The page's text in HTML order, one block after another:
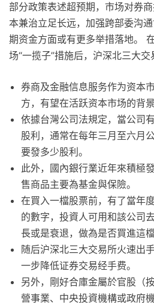
部分政策表述超预期，市场对券
本兼治立足长远，加强跨部委沟
期资金方面或有更多举措落地。
场“一揽子”措施后，沪深北三大交
券商及金融信息服务作为资本
方，有望在活跃资本市场的背
依據台灣公司法規定，當公司
股利，通常在每年三月至六月
要發多少股利。
此外，國內銀行業近年來積極
售商品主要為基金與保險。
在買入一檔股票前，有了當年
的數字，投資人可用和該公司
長或是衰退，做為是否買進這
随后沪深北三大交易所火速出
一步降低证券交易经手费。
另外，剛好合庫金屬於官股（
營事業、中央投資機構或政府